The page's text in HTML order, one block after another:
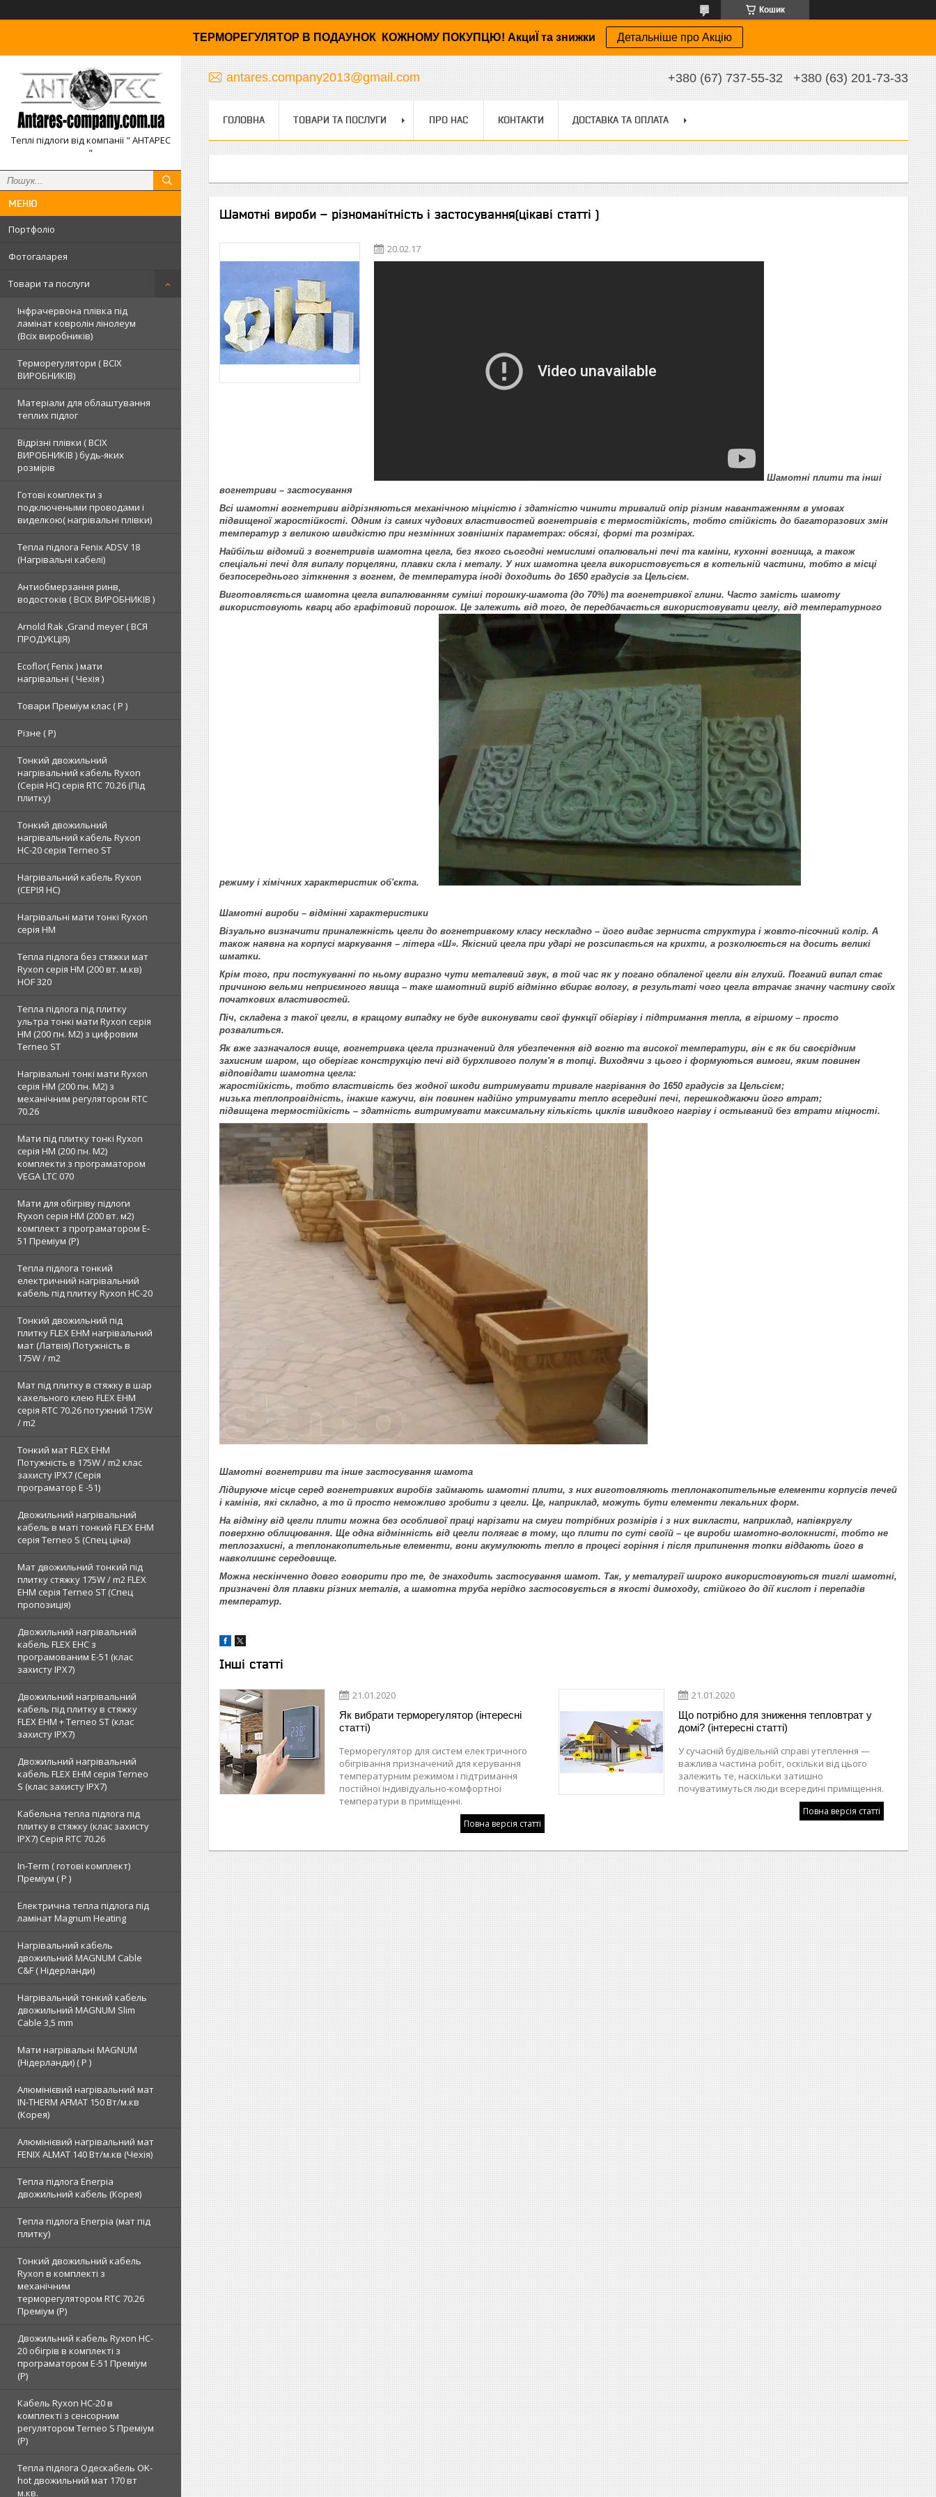
Кошик
ТЕРМОРЕГУЛЯТОР В ПОДАУНОК КОЖНОМУ ПОКУПЦЮ! АкциЇ та знижки Детальніше про Акцію
Теплі підлоги від компанії " АНТАРЕС
"
Портфоліо
Фотогаларея
Товари та послуги
Інфрачервона плівка під
ламінат ковролін лінолеум
(Всіх виробників)
Терморегулятори ( ВСІХ
ВИРОБНИКІВ)
Матеріали для облаштування
теплих підлог
Відрізні плівки ( ВСІХ
ВИРОБНИКІВ ) будь-яких
розмірів
Готові комплекти з
подключеными проводами і
виделкою( нагрівальні плівки)
Тепла підлога Fenix ADSV 18
(Нагрівальні кабелі)
Антиобмерзання ринв,
водостоків ( ВСІХ ВИРОБНИКІВ )
Arnold Rak ,Grand meyer ( ВСЯ
ПРОДУКЦІЯ)
Ecoflor( Fenix ) мати
нагрівальні ( Чехія )
Товари Преміум клас ( Р )
Різне ( Р)
Тонкий двожильний
нагрівальний кабель Ryxon
(Серія НС) серія RTC 70.26 (Під
плитку)
Тонкий двожильний
нагрівальний кабель Ryxon
HC-20 серія Terneo ST
Нагрівальний кабель Ryxon
(СЕРІЯ НС)
Нагрівальні мати тонкі Ryxon
серія НМ
Тепла підлога без стяжки мат
Ryxon серія НМ (200 вт. м.кв)
HOF 320
Тепла підлога під плитку
ультра тонкі мати Ryxon серія
НМ (200 пн. М2) з цифровим
Terneo ST
Нагрівальні тонкі мати Ryxon
серія НМ (200 пн. М2) з
механічним регулятором RTC
70.26
Мати під плитку тонкі Ryxon
серія НМ (200 пн. М2)
комплекти з програматором
VEGA LTC 070
Мати для обігріву підлоги
Ryxon серія НМ (200 вт. м2)
комплект з програматором E-
51 Преміум (Р)
Тепла підлога тонкий
електричний нагрівальний
кабель під плитку Ryxon HC-20
Тонкий двожильний під
плитку FLEX EHM нагрівальний
мат (Латвія) Потужність в
175W / m2
Мат під плитку в стяжку в шар
кахельного клею FLEX EHM
серія RTC 70.26 потужний 175W
/ m2
Тонкий мат FLEX EHM
Потужність в 175W / m2 клас
захисту IPX7 (Серія
програматор Е -51)
Двожильний нагрівальний
кабель в маті тонкий FLEX EHM
серія Terneo S (Спец ціна)
Мат двожильний тонкий під
плитку стяжку 175W / m2 FLEX
EHM серія Terneo SТ (Спец
пропозиція)
Двожильний нагрівальний
кабель FLEX EHС з
програмованим E-51 (клас
захисту IPX7)
Двожильний нагрівальний
кабель під плитку в стяжку
FLEX EHM + Terneo ST (клас
захисту IPX7)
Двожильний нагрівальний
кабель FLEX EHM серія Terneo
S (клас захисту IPX7)
Кабельна тепла підлога під
плитку в стяжку (клас захисту
IPX7) Серія RTC 70.26
In-Term ( готові комплект)
Преміум ( Р )
Електрична тепла підлога під
ламінат Magnum Heating
Нагрівальний кабель
двожильний MAGNUM Cable
C&F ( Нідерланди)
Нагрівальний тонкий кабель
двожильний MAGNUM Slim
Cable 3,5 mm
Мати нагрівальні MAGNUM
(Нідерланди) ( Р )
Алюмінієвий нагрівальний мат
IN-THERM AFMAT 150 Вт/м.кв
(Корея)
Алюмінієвий нагрівальний мат
FENIX ALMAT 140 Вт/м.кв (Чехія)
Тепла підлога Enerpia
двожильний кабель (Корея)
Тепла підлога Enerpia (мат під
плитку)
Тонкий двожильний кабель
Ryxon в комплекті з
механічним
терморегулятором RTC 70.26
Преміум (Р)
Двожильний кабель Ryxon HC-
20 обігрів в комплекті з
програматором E-51 Преміум
(Р)
Кабель Ryxon HC-20 в
комплекті з сенсорним
регулятором Terneo S Преміум
(Р)
Тепла підлога Одескабель OK-
hot двожильний мат 170 вт
м.кв.
antares.company2013@gmail.com +380 (67) 737-55-32 +380 (63) 201-73-33
ГОЛОВНА ТОВАРИ ТА ПОСЛУГИ ПРО НАС КОНТАКТИ ДОСТАВКА ТА ОПЛАТА
Шамотні вироби – різноманітність і застосування(цікаві статті )
20.02.17
Шамотні плити та інші
вогнетриви – застосування
Всі шамотні вогнетриви відрізняються механічною міцністю і здатністю чинити тривалий опір різним навантаженням в умовах
підвищеної жаростійкості. Одним із самих чудових властивостей вогнетривів є термостійкість, тобто стійкість до багаторазових змін
температур з великою швидкістю при незмінних зовнішніх параметрах: обсязі, формі та розмірах.
Найбільш відомий з вогнетривів шамотна цегла, без якого сьогодні немислимі опалювальні печі та каміни, кухонні вогнища, а також
спеціальні печі для випалу порцеляни, плавки скла і металу. У них шамотна цегла використовується в котельній частини, тобто в місці
безпосереднього зіткнення з вогнем, де температура іноді доходить до 1650 градусів за Цельсієм.
Виготовляється шамотна цегла випалюванням суміші порошку-шамота (до 70%) та вогнетривкої глини. Часто замість шамоту
використовують кварц або графітовий порошок. Це залежить від того, де передбачається використовувати цеглу, від температурного
режиму і хімічних характеристик об'єкта.
Шамотні вироби – відмінні характеристики
Візуально визначити приналежність цегли до вогнетривкому класу нескладно – його видає зерниста структура і жовто-пісочний колір. А
також наявна на корпусі маркування – літера «Ш». Якісний цегла при ударі не розсипається на крихти, а розколюється на досить великі
шматки.
Крім того, при постукуванні по ньому виразно чути металевий звук, в той час як у погано обпаленої цегли він глухий. Поганий випал стає
причиною вельми неприємного явища – таке шамотний виріб відмінно вбирає вологу, в результаті чого цегла втрачає значну частину своїх
початкових властивостей.
Піч, складена з такої цегли, в кращому випадку не буде виконувати свої функції обігріву і підтримання тепла, в гіршому – просто
розвалиться.
Як вже зазначалося вище, вогнетривка цегла призначений для убезпечення від вогню та високої температури, він є як би своєрідним
захисним шаром, що оберігає конструкцію печі від бурхливого полум'я в топці. Виходячи з цього і формуються вимоги, яким повинен
відповідати шамотна цегла:
жаростійкість, тобто властивість без жодної шкоди витримувати тривале нагрівання до 1650 градусів за Цельсієм;
низька теплопровідність, інакше кажучи, він повинен надійно утримувати тепло всередині печі, перешкоджаючи його втрат;
підвищена термостійкість – здатність витримувати максимальну кількість циклів швидкого нагріву і остываний без втрати міцності.
Шамотні вогнетриви та інше застосування шамота
Лідируюче місце серед вогнетривких виробів займають шамотні плити, з них виготовляють теплонакопительные елементи корпусів печей
і камінів, які складно, а то й просто неможливо зробити з цегли. Це, наприклад, можуть бути елементи лекальних форм.
На відміну від цегли плити можна без особливої праці нарізати на смуги потрібних розмірів і з них викласти, наприклад, напівкруглу
поверхню облицювання. Ще одна відмінність від цегли полягає в тому, що плити по суті своїй – це вироби шамотно-волокнисті, тобто не
теплозахисні, а теплонакопительные елементи, вони акумулюють тепло в процесі горіння і після припинення топки віддають його в
навколишнє середовище.
Можна нескінченно довго говорити про те, де знаходить застосування шамот. Так, у металургії широко використовуються тиглі шамотні,
призначені для плавки різних металів, а шамотна труба нерідко застосовується в якості димоходу, стійкого до дії кислот і перепадів
температур.
Інші статті
21.01.2020
Як вибрати терморегулятор (інтересні
статті)
Терморегулятор для систем електричного
обігрівання призначений для керування
температурним режимом і підтримання
постійної індивідуально-комфортної
температури в приміщенні.
Повна версія статті
21.01.2020
Що потрібно для зниження тепловтрат у
домі? (інтересні статті)
У сучасній будівельній справі утеплення —
важлива частина робіт, оскільки від цього
залежить те, наскільки затишно
почуватимуться люди всередині приміщення.
Повна версія статті